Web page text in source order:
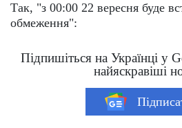
Так, "з 00:00 22 вересня буде
обмеження":
Підпишіться на Українці у
найяскравіші